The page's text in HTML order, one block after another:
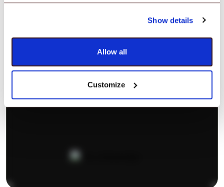
Show details
Allow all
Customize